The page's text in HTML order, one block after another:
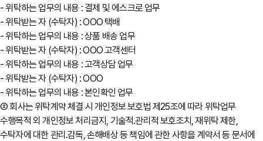
- 위탁하는 업무의 내용 : 결제 및 에스크로 업무
- 위탁받는 자 (수탁자) : OOO 택배
- 위탁하는 업무의 내용 : 상품 배송 업무
- 위탁받는 자 (수탁자) : OOO 고객센터
- 위탁하는 업무의 내용 : 고객상담 업무
- 위탁받는 자 (수탁자) : OOO
- 위탁하는 업무의 내용 : 본인확인 업무
② 회사는 위탁계약 체결 시 개인정보 보호법 제25조에 따라 위탁업무
수행목적 외 개인정보 처리금지, 기술적․관리적 보호조치, 재위탁 제한,
수탁자에 대한 관리․감독, 손해배상 등 책임에 관한 사항을 계약서 등 문서에